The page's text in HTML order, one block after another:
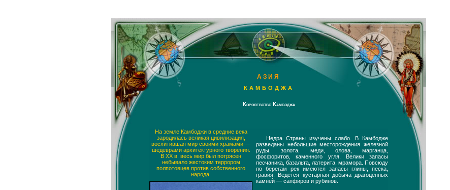
АЗИЯ
КАМБОДЖА
Королевство Камбоджа
На земле Камбоджи в средние века
зародилась великая цивилизация,
восхитившая мир своими храмами —
шедеврами архитектурного творения.
В XX в. весь мир был потрясен
небывало жестоким террором
полпотовцев против собственного
народа.
Недра Страны изучены слабо. В Камбодже
разведаны небольшие месторождения железной
руды, золота, меди, олова, марганца,
фосфоритов, каменного угля. Велики запасы
песчаника, базальта, латерита, мрамора. Повсюду
по берегам рек имеются запасы глины, песка,
гравия. Ведется кустарная добыча драгоценных
камней — сапфиров и рубинов.